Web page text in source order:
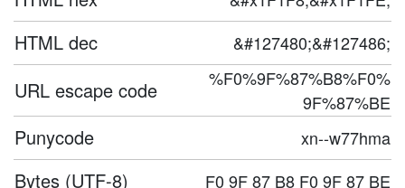
HTML dec &#127480;&#127486;
URL escape code
%F0%9F%87%B8%F0%
9F%87%BE
Punycode xn--w77hma
Bytes (UTF-8) F0 9F 87 B8 F0 9F 87 BE